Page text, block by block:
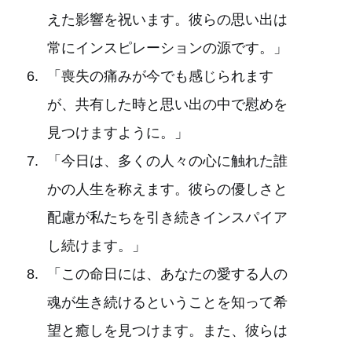
えた影響を祝います。彼らの思い出は
常にインスピレーションの源です。」
「喪失の痛みが今でも感じられます
が、共有した時と思い出の中で慰めを
見つけますように。」
「今日は、多くの人々の心に触れた誰
かの人生を称えます。彼らの優しさと
配慮が私たちを引き続きインスパイア
し続けます。」
「この命日には、あなたの愛する人の
魂が生き続けるということを知って希
望と癒しを見つけます。また、彼らは